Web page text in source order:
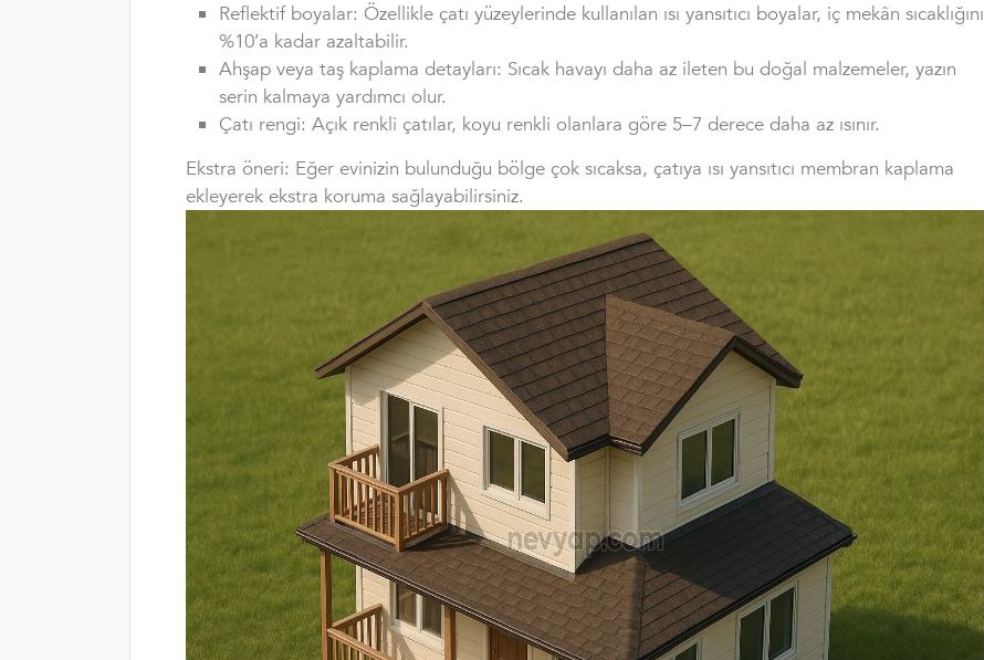
Reflektif boyalar: Özellikle çatı yüzeylerinde kullanılan ısı yansıtıcı boyalar, iç mekân sıcaklığını
%10’a kadar azaltabilir.
Ahşap veya taş kaplama detayları: Sıcak havayı daha az ileten bu doğal malzemeler, yazın
serin kalmaya yardımcı olur.
Çatı rengi: Açık renkli çatılar, koyu renkli olanlara göre 5–7 derece daha az ısınır.
Ekstra öneri: Eğer evinizin bulunduğu bölge çok sıcaksa, çatıya ısı yansıtıcı membran kaplama
ekleyerek ekstra koruma sağlayabilirsiniz.